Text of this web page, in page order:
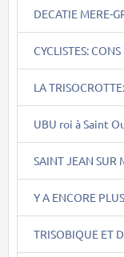
DECATIE MERE-
CYCLISTES:
LA
UBU roi à Saint
SAINT JEAN SUR
Y A ENCORE
TRISOBIQUE ET